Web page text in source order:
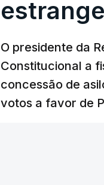
O presidente da
Constitucional a
concessão de
votos a favor de